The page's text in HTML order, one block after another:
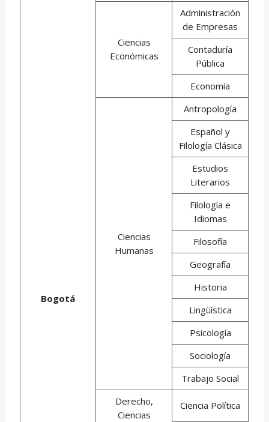
Bogotá
Ciencias
Económicas
Administración
de Empresas
Contaduría
Pública
Economía
Ciencias
Humanas
Antropología
Español y
Filología Clásica
Estudios
Literarios
Filología e
Idiomas
Filosofía
Geografía
Historia
Lingüística
Psicología
Sociología
Trabajo Social
Derecho,
Ciencias
Ciencia Política